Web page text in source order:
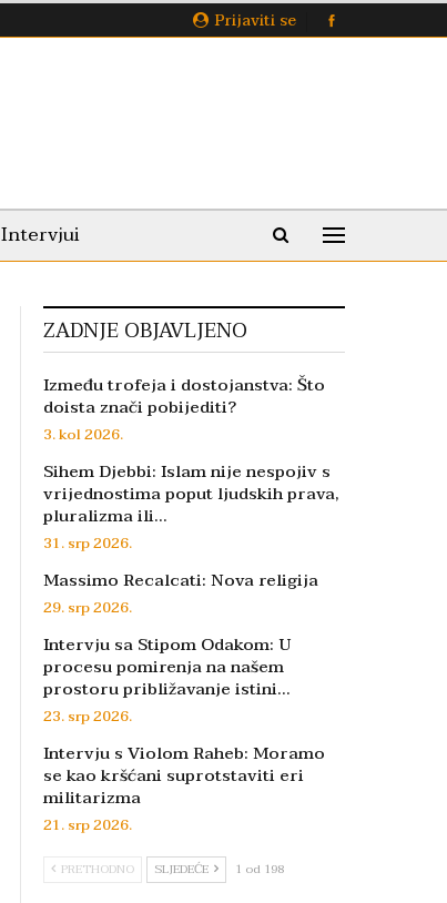
Prijaviti se
Intervjui
ZADNJE OBJAVLJENO
Između trofeja i dostojanstva: Što
doista znači pobijediti?
3. kol 2026.
Sihem Djebbi: Islam nije nespojiv s
vrijednostima poput ljudskih prava,
pluralizma ili…
31. srp 2026.
Massimo Recalcati: Nova religija
29. srp 2026.
Intervju sa Stipom Odakom: U
procesu pomirenja na našem
prostoru približavanje istini…
23. srp 2026.
Intervju s Violom Raheb: Moramo
se kao kršćani suprotstaviti eri
militarizma
21. srp 2026.
PRETHODNO SLJEDEĆE 1 od 198